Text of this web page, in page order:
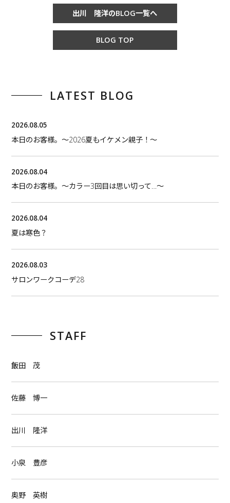
出川 隆洋のBLOG一覧へ
BLOG TOP
LATEST BLOG
2026.08.05
本日のお客様。〜2026夏もイケメン親子！〜
2026.08.04
本日のお客様。〜カラー3回目は思い切って…〜
2026.08.04
夏は寒色？
2026.08.03
サロンワークコーデ28
STAFF
飯田 茂
佐藤 博一
出川 隆洋
小泉 豊彦
奥野 英樹